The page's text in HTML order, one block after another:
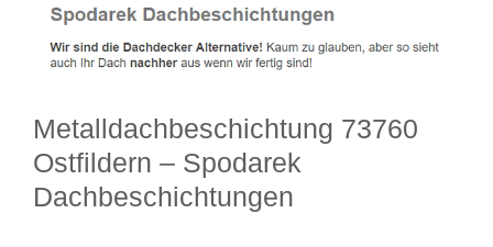
Metalldachbeschichtung 73760
Ostfildern – Spodarek
Dachbeschichtungen